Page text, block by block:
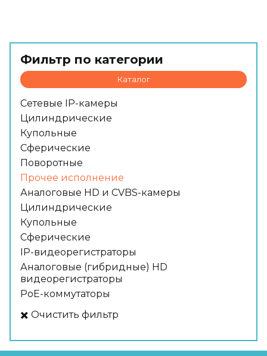
Фильтр по категории
Каталог
Сетевые IP-камеры
Цилиндрические
Купольные
Сферические
Поворотные
Прочее исполнение
Аналоговые HD и CVBS-камеры
Цилиндрические
Купольные
Сферические
IP-видеорегистраторы
Аналоговые (гибридные) HD
видеорегистраторы
PoE-коммутаторы
✖️ Очистить фильтр